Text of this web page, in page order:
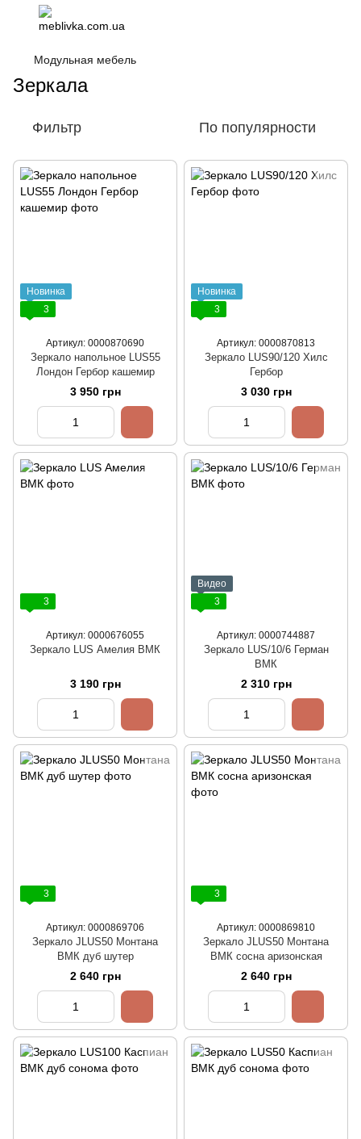
Модульная мебель
Зеркала
Фильтр По популярности
Новинка
3
Артикул: 0000870690
Зеркало напольное LUS55
Лондон Гербор кашемир
3 950 грн
Новинка
3
Артикул: 0000870813
Зеркало LUS90/120 Хилс
Гербор
3 030 грн
3
Артикул: 0000676055
Зеркало LUS Амелия ВМК
3 190 грн
Видео
3
Артикул: 0000744887
Зеркало LUS/10/6 Герман
ВМК
2 310 грн
3
Артикул: 0000869706
Зеркало JLUS50 Монтана
ВМК дуб шутер
2 640 грн
3
Артикул: 0000869810
Зеркало JLUS50 Монтана
ВМК сосна аризонская
2 640 грн